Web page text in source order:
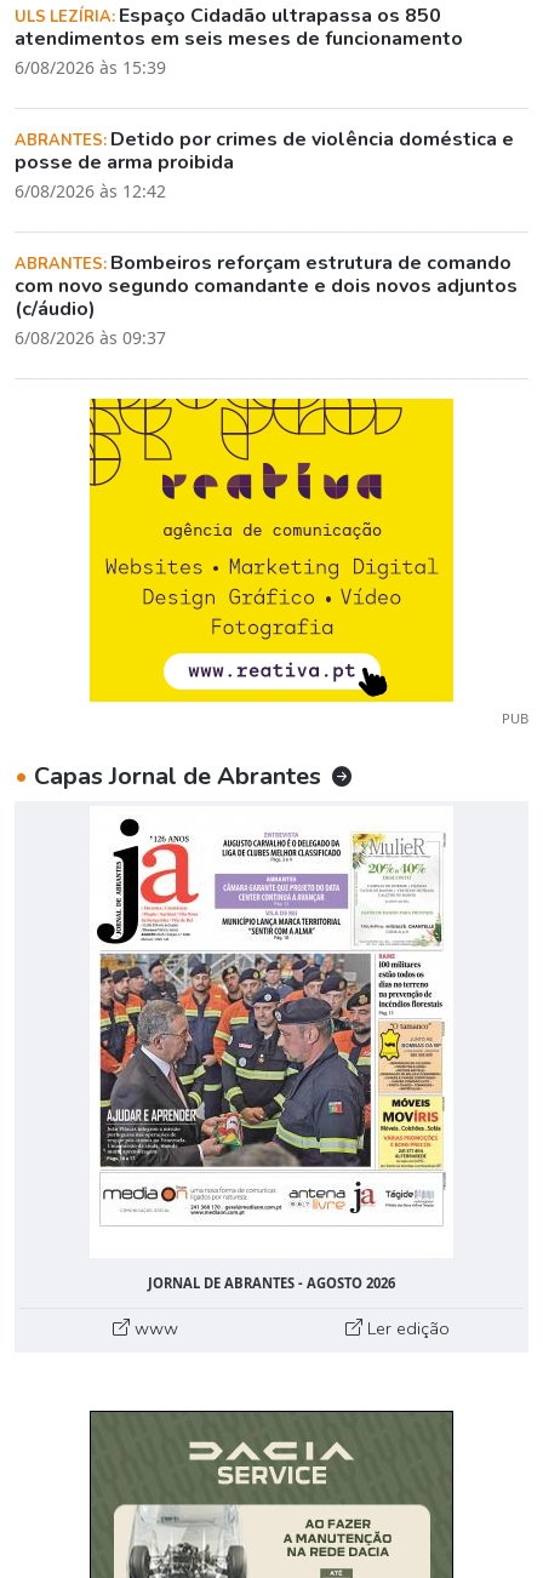
ULS LEZÍRIA: Espaço Cidadão ultrapassa os 850
atendimentos em seis meses de funcionamento
6/08/2026 às 15:39
ABRANTES: Detido por crimes de violência doméstica e
posse de arma proibida
6/08/2026 às 12:42
ABRANTES: Bombeiros reforçam estrutura de comando
com novo segundo comandante e dois novos adjuntos
(c/áudio)
6/08/2026 às 09:37
PUB
• Capas Jornal de Abrantes
JORNAL DE ABRANTES - AGOSTO 2026
www Ler edição